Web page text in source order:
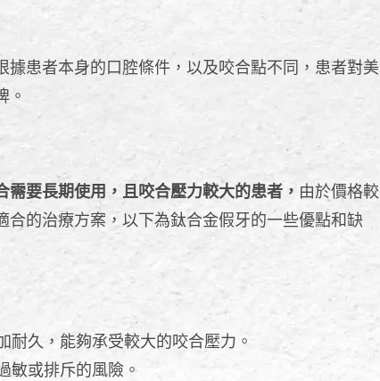
據患者本身的口腔條件，以及咬合點不同，患者對美
。
要長期使用，且咬合壓力較大的患者， 由於價格較
的治療方案，以下為鈦合金假牙的一些優點和缺
耐久，能夠承受較大的咬合壓力。
敏或排斥的風險。